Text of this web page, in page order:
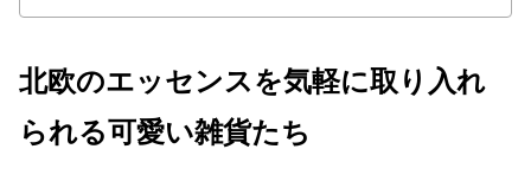
北欧のエッセンスを気軽に取り入れ
られる可愛い雑貨たち